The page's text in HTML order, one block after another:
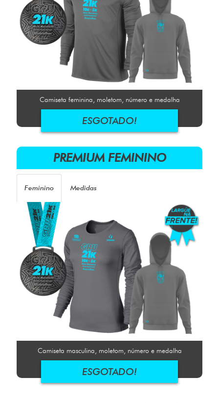
Camiseta feminina, moletom, número e medalha
ESGOTADO!
PREMIUM FEMININO
Feminino Medidas
Camiseta masculina, moletom, número e medalha
ESGOTADO!